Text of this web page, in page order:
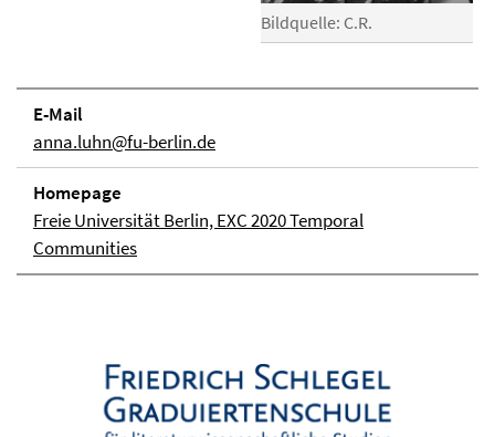
Bildquelle: C.R.
E-Mail
anna.luhn@fu-berlin.de
Homepage
Freie Universität Berlin, EXC 2020 Temporal
Communities